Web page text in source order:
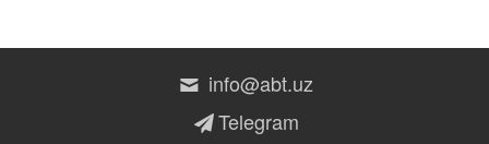
info@abt.uz
Telegram